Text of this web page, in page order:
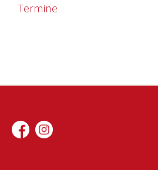
Termine